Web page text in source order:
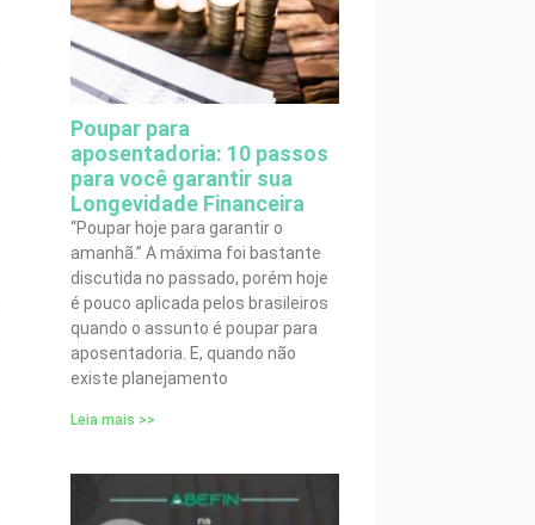
Poupar para
aposentadoria: 10 passos
para você garantir sua
Longevidade Financeira
“Poupar hoje para garantir o
amanhã.” A máxima foi bastante
discutida no passado, porém hoje
é pouco aplicada pelos brasileiros
quando o assunto é poupar para
aposentadoria. E, quando não
existe planejamento
Leia mais >>